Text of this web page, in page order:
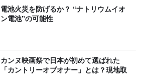
電池火災を防げるか？ “ナトリウムイオ
ン電池”の可能性
カンヌ映画祭で日本が初めて選ばれた
「カントリーオブオナー」とは？現地取